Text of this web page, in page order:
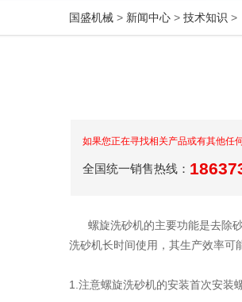
国盛机械 > 新闻中心 > 技术知识 >
如果您正在寻找相关产品或有其他任
全国统一销售热线：
螺旋洗砂机的主要功能是去除砂
洗砂机长时间使用，其生产效率可
1.注意螺旋洗砂机的安装首次安装